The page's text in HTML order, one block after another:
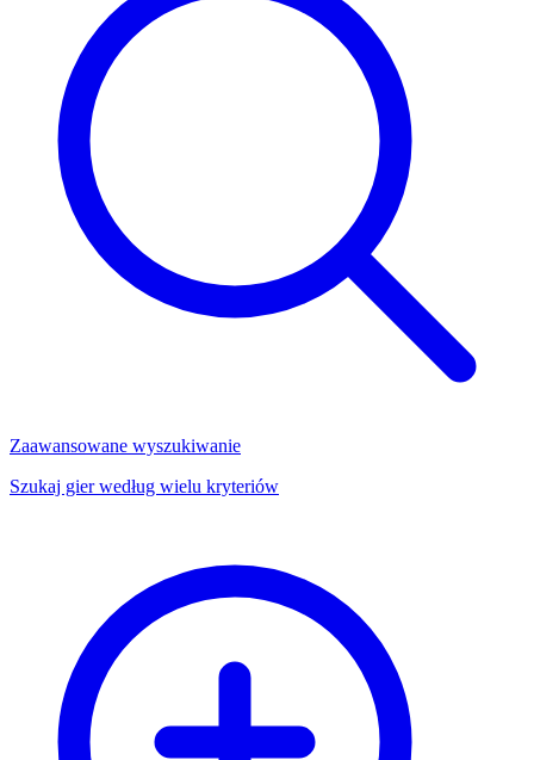
Zaawansowane wyszukiwanie
Szukaj gier według wielu kryteriów